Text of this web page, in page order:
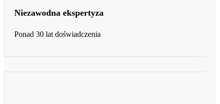
Niezawodna ekspertyza
Ponad 30 lat doświadczenia